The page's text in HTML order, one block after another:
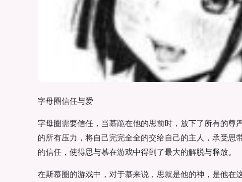
字母圈信任与爱
字母圈需要信任，当慕跪在他的思前时，放下了所有的尊
的所有压力，将自己完完全全的交给自己的主人，承受思
的信任，使得思与慕在游戏中得到了最大的解脱与释放。
在斯慕圈的游戏中，对于慕来说，思就是他的神，是他在